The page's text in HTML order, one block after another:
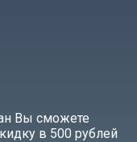
Вы сможете
в 500 рублей